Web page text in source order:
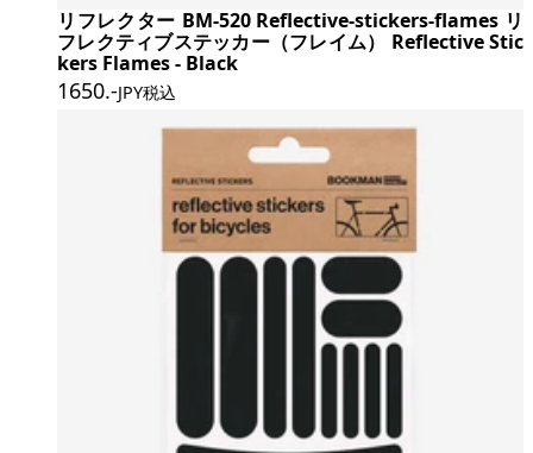
リフレクター BM-520 Reflective-stickers-flames リ
フレクティブステッカー（フレイム） Reflective Stic
kers Flames - Black
1650.-JPY税込